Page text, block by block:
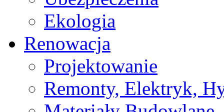
Ekologia
Renowacja
Projektowanie
Remonty, Elektryk,